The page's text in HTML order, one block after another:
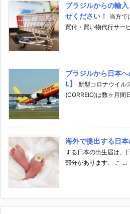
ブラジルからの輸
せください！
当方で
買付・買い物代行サー
ブラジルから日本
L】
新型コロナウイル
(CORREIO)は数ヶ月間
海外で提出する日
する日本の出生届は、
部分があります。 こ ...